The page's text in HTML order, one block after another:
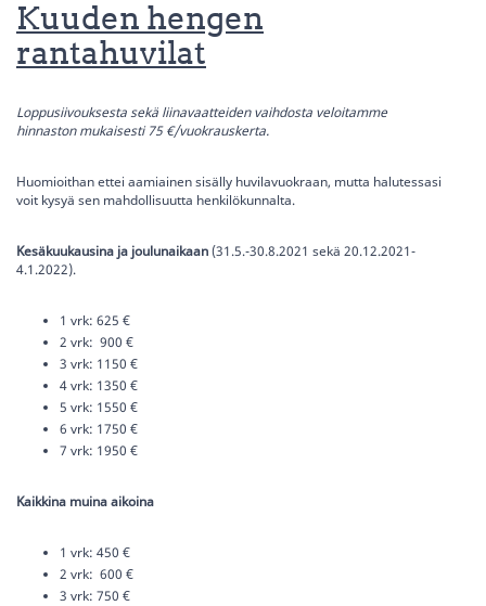
Kuuden hengen
rantahuvilat
Loppusiivouksesta sekä liinavaatteiden vaihdosta veloitamme
hinnaston mukaisesti 75 €/vuokrauskerta.
Huomioithan ettei aamiainen sisälly huvilavuokraan, mutta halutessasi
voit kysyä sen mahdollisuutta henkilökunnalta.
Kesäkuukausina ja joulunaikaan(31.5.-30.8.2021 sekä 20.12.2021-
4.1.2022).
1 vrk: 625 €
2 vrk: 900 €
3 vrk: 1150 €
4 vrk: 1350 €
5 vrk: 1550 €
6 vrk: 1750 €
7 vrk: 1950 €
Kaikkina muina aikoina
1 vrk: 450 €
2 vrk: 600 €
3 vrk: 750 €